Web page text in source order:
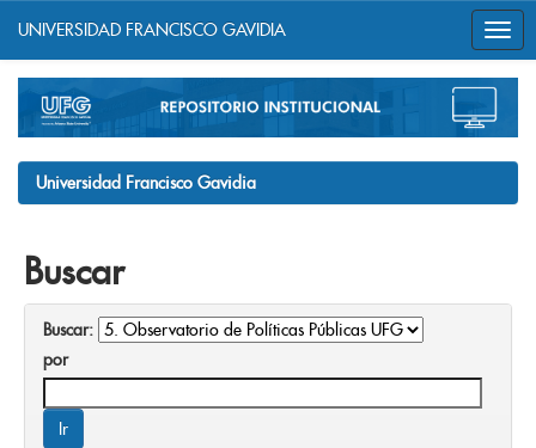
navigation
UNIVERSIDAD FRANCISCO GAVIDIA
Universidad Francisco Gavidia
Buscar
Buscar:
por